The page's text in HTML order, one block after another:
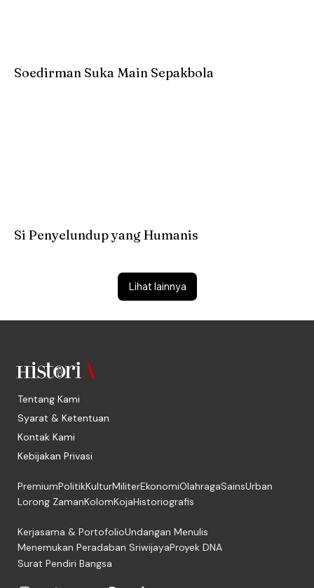
Lihat lainnya
Soedirman Suka Main Sepakbola
Si Penyelundup yang Humanis
Tentang Kami
Syarat & Ketentuan
Kontak Kami
Kebijakan Privasi
PremiumPolitikKulturMiliterEkonomiOlahragaSainsUrban
Lorong ZamanKolomKojaHistoriografis
Kerjasama & PortofolioUndangan Menulis
Menemukan Peradaban SriwijayaProyek DNA
Surat Pendiri Bangsa